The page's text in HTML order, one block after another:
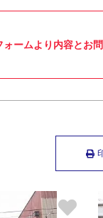
ームより内容とお